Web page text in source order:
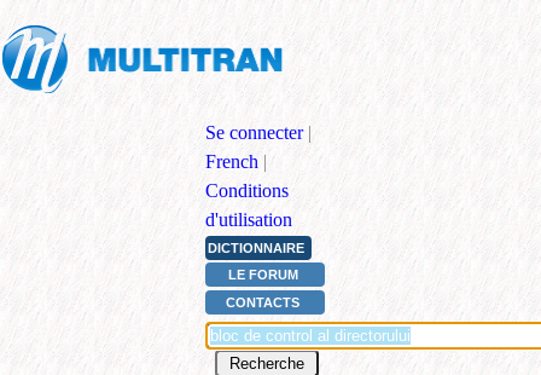
Se connecter |
French |
Conditions
d'utilisation
DICTIONNAIRE
LE FORUM
CONTACTS